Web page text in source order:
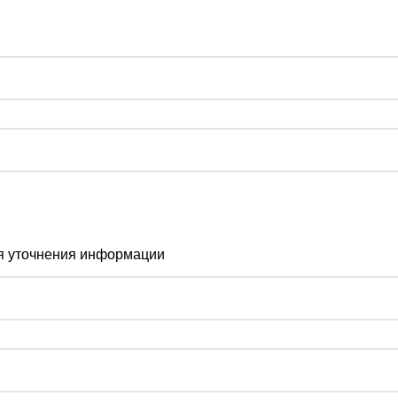
уточнения информации